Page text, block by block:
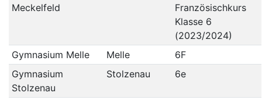
Meckelfeld
Französischkurs
Klasse 6
(2023/2024)
Gymnasium Melle
Melle
6F
Gymnasium
Stolzenau
Stolzenau 6e